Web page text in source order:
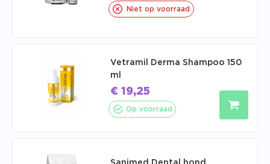
Niet op voorraad
Vetramil Derma Shampoo 150
ml
€ 19,25
Op voorraad